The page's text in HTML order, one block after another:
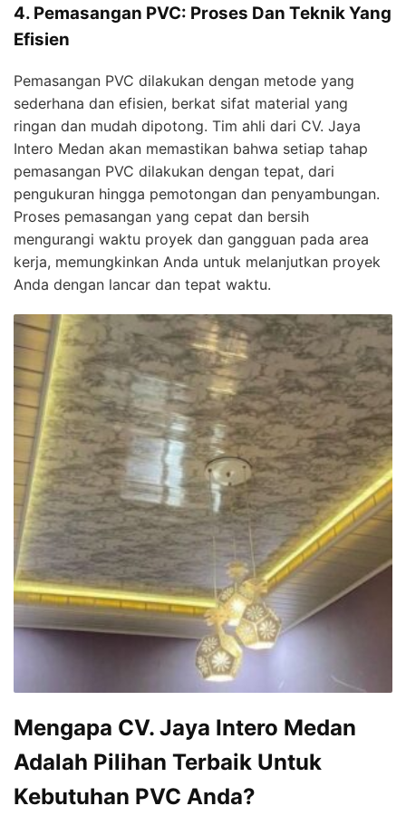
4. Pemasangan PVC: Proses Dan Teknik Yang
Efisien
Pemasangan PVC dilakukan dengan metode yang
sederhana dan efisien, berkat sifat material yang
ringan dan mudah dipotong. Tim ahli dari CV. Jaya
Intero Medan akan memastikan bahwa setiap tahap
pemasangan PVC dilakukan dengan tepat, dari
pengukuran hingga pemotongan dan penyambungan.
Proses pemasangan yang cepat dan bersih
mengurangi waktu proyek dan gangguan pada area
kerja, memungkinkan Anda untuk melanjutkan proyek
Anda dengan lancar dan tepat waktu.
Mengapa CV. Jaya Intero Medan
Adalah Pilihan Terbaik Untuk
Kebutuhan PVC Anda?